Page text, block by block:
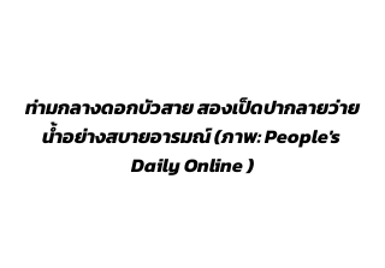
ท่ามกลางดอกบัวสาย สองเป็ดปากลายว่าย
น้ำอย่างสบายอารมณ์ (ภาพ: People's
Daily Online )